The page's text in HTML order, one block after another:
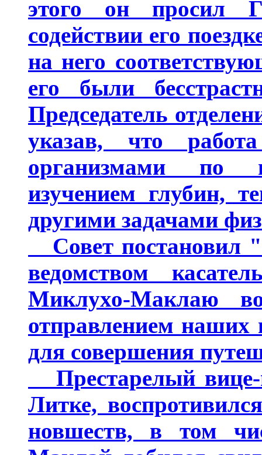
этого он просил
содействии его
на него
его были
Председатель
указав, что
организмами по
изучением глубин,
другими задачами
Совет постановил
ведомством
Миклухо-Маклаю
отправлением наших
для совершения
Престарелый вице-
Литке,
новшеств, в том